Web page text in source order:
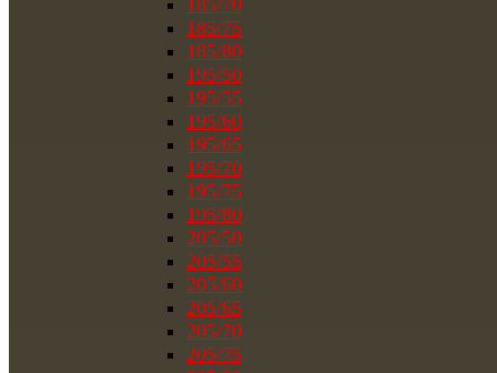
185/70
185/75
185/80
195/50
195/55
195/60
195/65
195/70
195/75
195/80
205/50
205/55
205/60
205/65
205/70
205/75